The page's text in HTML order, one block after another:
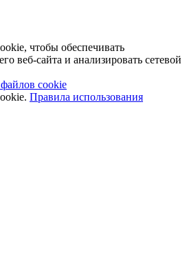
чтобы обеспечивать
веб-сайта и анализировать сетевой
cookie
Правила использования